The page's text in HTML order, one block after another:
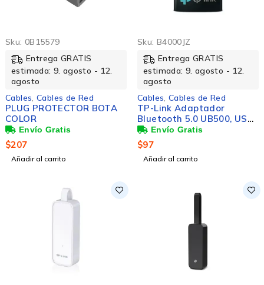
Sku: 0B15579
Entrega GRATIS
estimada: 9. agosto - 12.
agosto
Cables Cables de Red
PLUG PROTECTOR BOTA
COLOR
$207
Añadir al carrito
Sku: B4000JZ
Entrega GRATIS
estimada: 9. agosto - 12.
agosto
Cables Cables de Red
TP-Link Adaptador
Bluetooth 5.0 UB500, USB
2.0, Negro
$97
Añadir al carrito